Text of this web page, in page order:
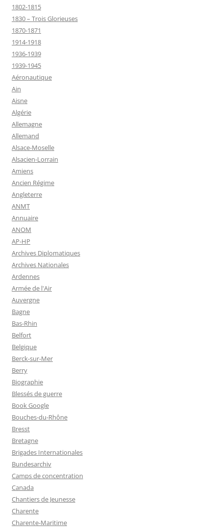
1802-1815
1830 – Trois Glorieuses
1870-1871
1914-1918
1936-1939
1939-1945
Aéronautique
Ain
Aisne
Algérie
Allemagne
Allemand
Alsace-Moselle
Alsacien-Lorrain
Amiens
Ancien Régime
Angleterre
ANMT
Annuaire
ANOM
AP-HP
Archives Diplomatiques
Archives Nationales
Ardennes
Armée de l'Air
Auvergne
Bagne
Bas-Rhin
Belfort
Belgique
Berck-sur-Mer
Berry
Biographie
Blessés de guerre
Book Google
Bouches-du-Rhône
Bresst
Bretagne
Brigades Internationales
Bundesarchiv
Camps de concentration
Canada
Chantiers de Jeunesse
Charente
Charente-Maritime